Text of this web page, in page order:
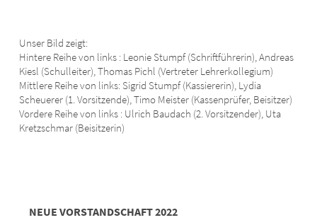
Unser Bild zeigt:
Hintere Reihe von links : Leonie Stumpf (Schriftführerin), Andreas
Kiesl (Schulleiter), Thomas Pichl (Vertreter Lehrerkollegium)
Mittlere Reihe von links: Sigrid Stumpf (Kassiererin), Lydia
Scheuerer (1. Vorsitzende), Timo Meister (Kassenprüfer, Beisitzer)
Vordere Reihe von links : Ulrich Baudach (2. Vorsitzender), Uta
Kretzschmar (Beisitzerin)
NEUE VORSTANDSCHAFT 2022